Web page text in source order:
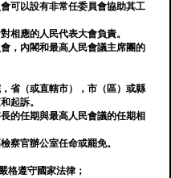
可以設有非常任委員會協助其工
相應的人民代表大會負責。
，內閣和最高人民會議主席團的
省（或直轄市），市（區）或縣
起訴。
的任期與最高人民會議的任期相
察官辦公室任命或罷免。
格遵守國家法律；